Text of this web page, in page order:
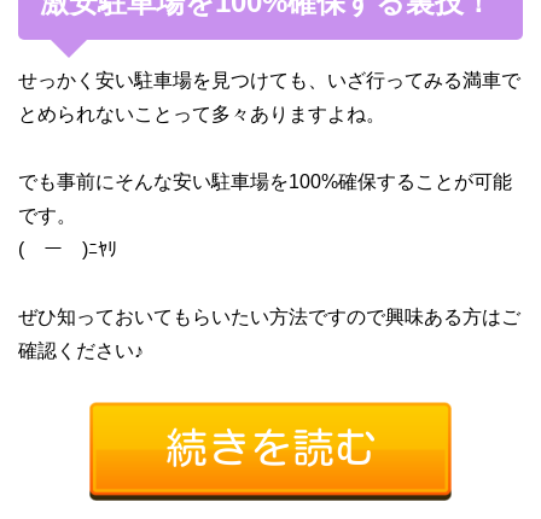
せっかく安い駐車場を見つけても、いざ行ってみる満車で
とめられないことって多々ありますよね。
でも事前にそんな安い駐車場を100%確保することが可能
です。
(￣ー￣)ﾆﾔﾘ
ぜひ知っておいてもらいたい方法ですので興味ある方はご
確認ください♪